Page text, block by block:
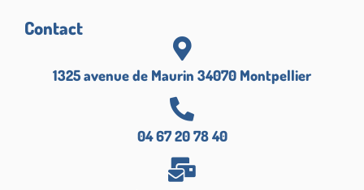
Contact
1325 avenue de Maurin 34070 Montpellier
04 67 20 78 40